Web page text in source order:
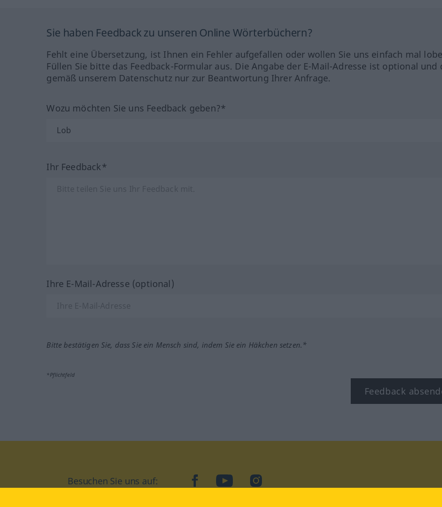
Sie haben Feedback zu unseren Online Wörterbüchern?
Fehlt eine Übersetzung, ist Ihnen ein Fehler aufgefallen oder wollen Sie uns einfach mal
Füllen Sie bitte das Feedback-Formular aus. Die Angabe der E-Mail-Adresse ist optional und
gemäß unserem Datenschutz nur zur Beantwortung Ihrer Anfrage.
Wozu möchten Sie uns Feedback geben?*
Ihr Feedback*
Ihre E-Mail-Adresse (optional)
Bitte bestätigen Sie, dass Sie ein Mensch sind, indem Sie ein Häkchen setzen.*
*Pflichtfeld
Feedback
Besuchen Sie uns auf: facebookYouTubeInstagram